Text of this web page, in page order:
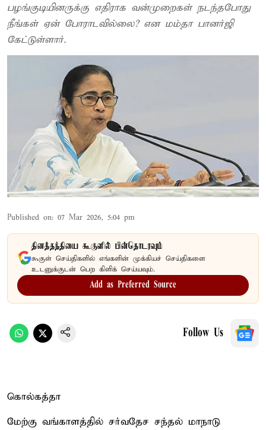
பழங்குடியினருக்கு எதிராக வன்முறைகள் நடந்தபோது
நீங்கள் ஏன் போராடவில்லை? என மம்தா பானர்ஜி
கேட்டுள்ளார்.
Published on: 07 Mar 2026, 5:04 pm
தினத்தந்தியை கூகுளில் பின்தொடரவும்
கூகுள் செய்திகளில் எங்களின் முக்கியச் செய்திகளை
உடனுக்குடன் பெற கிளிக் செய்யவும்.
Add as Preferred Source
Follow Us
கொல்கத்தா
மேற்கு வங்காளத்தில் சர்வதேச சந்தல் மாநாடு